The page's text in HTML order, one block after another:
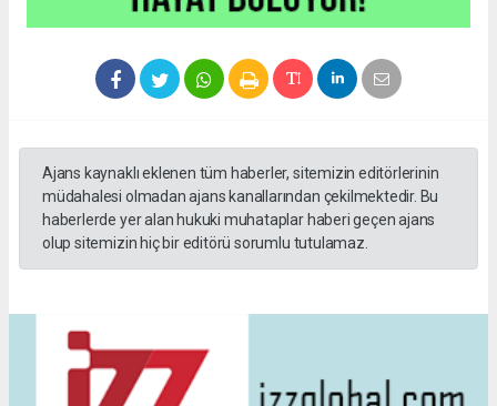
Ajans kaynaklı eklenen tüm haberler, sitemizin editörlerinin
müdahalesi olmadan ajans kanallarından çekilmektedir. Bu
haberlerde yer alan hukuki muhataplar haberi geçen ajans
olup sitemizin hiç bir editörü sorumlu tutulamaz.